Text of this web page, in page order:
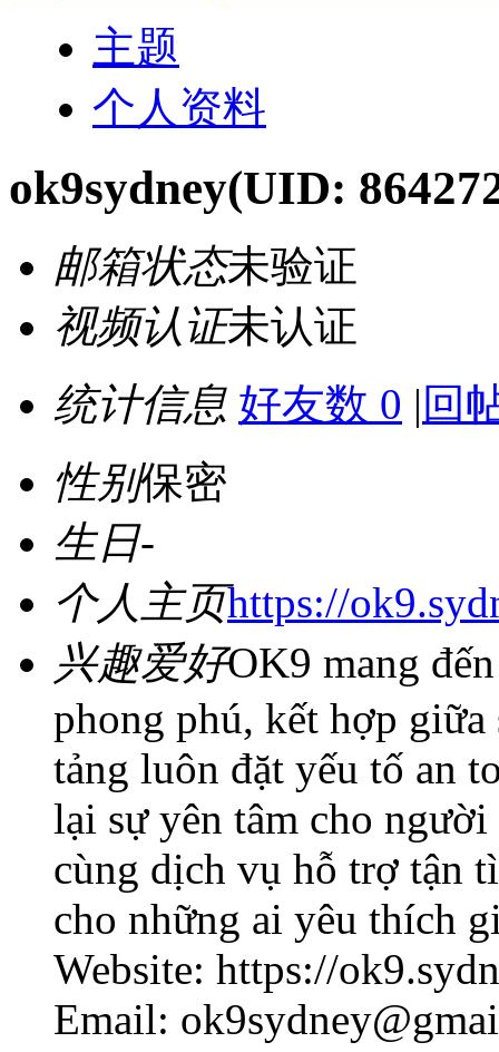
主题
个人资料
ok9sydney(UID:
邮箱状态未验证
视频认证未认证
统计信息 好友数 0 | 回
性别保密
生日-
个人主页https://
兴趣爱好OK9 mang
phong phú, kết hợp
tảng luôn đặt yếu tố an
lại sự yên tâm cho
cùng dịch vụ hỗ trợ tận
cho những ai yêu thích
Website: https://
Email: